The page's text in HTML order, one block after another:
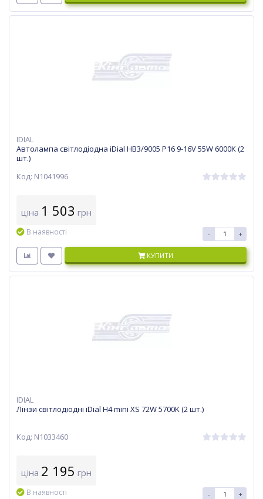
IDIAL
Автолампа світлодіодна iDial HB3/9005 P16 9-16V 55W 6000K (2
шт.)
Код: N1041996
ціна 1 503 грн
В наявності - +
КУПИТИ
IDIAL
Лінзи світлодіодні iDial H4 mini XS 72W 5700K (2 шт.)
Код: N1033460
ціна 2 195 грн
В наявності - +